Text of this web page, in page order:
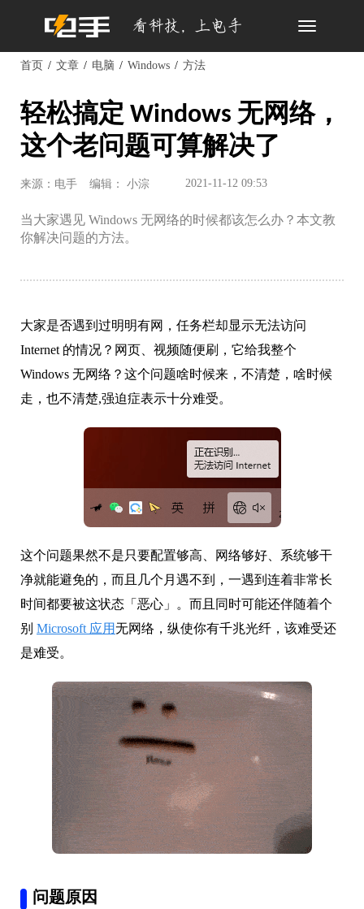
Toggle
首页 文章 电脑 Windows 方法
轻松搞定 Windows 无网络，
这个老问题可算解决了
来源：电手 编辑： 小淙 2021-11-12 09:53
当大家遇见 Windows 无网络的时候都该怎么办？本文教
你解决问题的方法。
大家是否遇到过明明有网，任务栏却显示无法访问
Internet 的情况？网页、视频随便刷，它给我整个
Windows 无网络？这个问题啥时候来，不清楚，啥时候
走，也不清楚,强迫症表示十分难受。
这个问题果然不是只要配置够高、网络够好、系统够干
净就能避免的，而且几个月遇不到，一遇到连着非常长
时间都要被这状态「恶心」。而且同时可能还伴随着个
别 Microsoft 应用无网络，纵使你有千兆光纤，该难受还
是难受。
问题原因